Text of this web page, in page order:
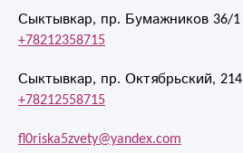
Сыктывкар, пр. Бумажников 36/1
+78212358715
Сыктывкар, пр. Октябрьский, 214
+78212558715
fl0riska5zvety@yandex.com